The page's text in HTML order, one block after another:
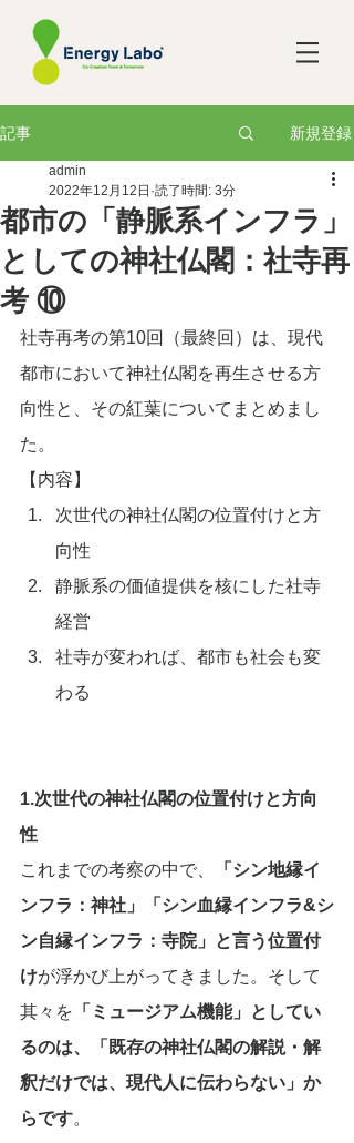
記事 新規登録
都市の「静脈系インフラ」
としての神社仏閣：社寺再
考 ⑩
admin
2022年12月12日 読了時間: 3分
社寺再考の第10回（最終回）は、現代
都市において神社仏閣を再生させる方
向性と、その紅葉についてまとめまし
た。
【内容】
次世代の神社仏閣の位置付けと方
向性
静脈系の価値提供を核にした社寺
経営
社寺が変われば、都市も社会も変
わる
1.次世代の神社仏閣の位置付けと方向
性
これまでの考察の中で、
「シン地縁イ
ンフラ：神社」「シン血縁インフラ&シ
ン自縁インフラ：寺院」と言う位置付
けが浮かび上がってきました。そして
其々を 「ミュージアム機能」としてい
るのは、「既存の神社仏閣の解説・解
釈だけでは、現代人に伝わらない」か
らです。